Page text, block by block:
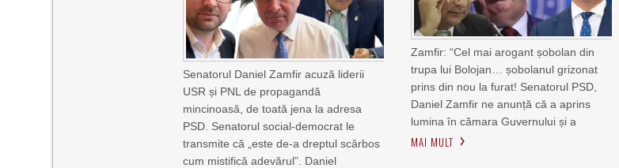
Senatorul Daniel Zamfir acuză liderii
USR și PNL de propagandă
mincinoasă, de toată jena la adresa
PSD. Senatorul social-democrat le
transmite că „este de-a dreptul scârbos
cum mistifică adevărul”. Daniel
Zamfir: “Cel mai arogant șobolan din
trupa lui Bolojan… șobolanul grizonat
prins din nou la furat! Senatorul PSD,
Daniel Zamfir ne anunță că a aprins
lumina în cămara Guvernului și a
MAI MULT